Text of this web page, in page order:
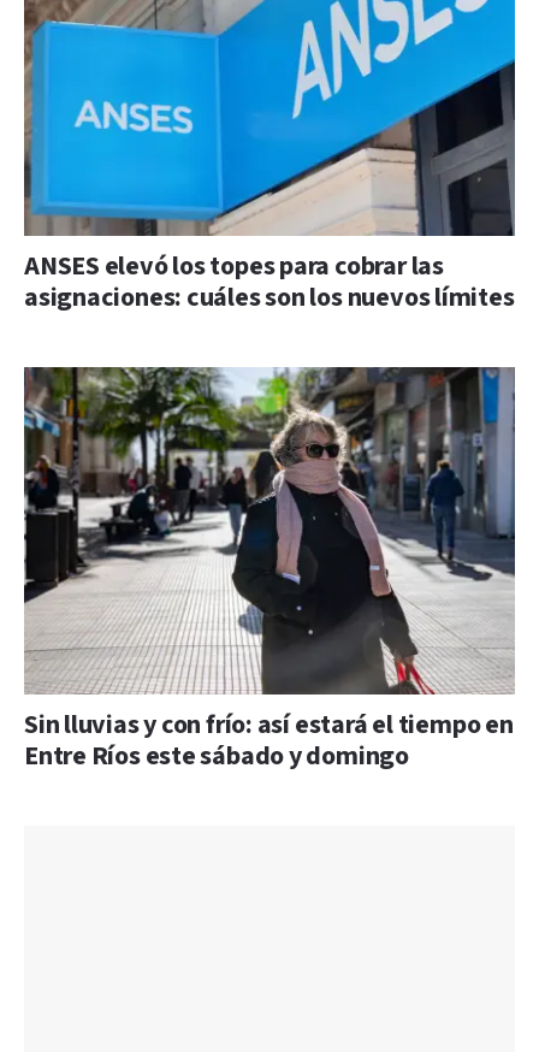
ANSES elevó los topes para cobrar las
asignaciones: cuáles son los nuevos límites
Sin lluvias y con frío: así estará el tiempo en
Entre Ríos este sábado y domingo